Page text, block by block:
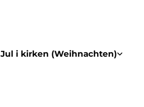
Jul i kirken (Weihnachten)